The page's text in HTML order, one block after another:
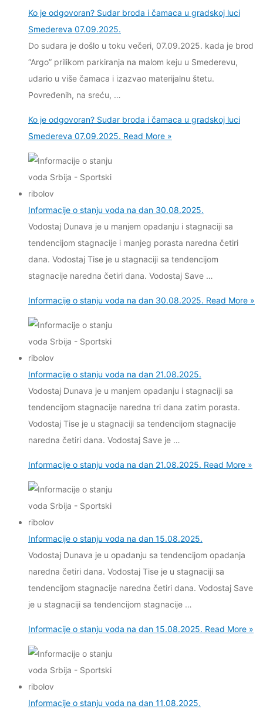
Ko je odgovoran? Sudar broda i čamaca u gradskoj luci
Smedereva 07.09.2025.
Do sudara je došlo u toku večeri, 07.09.2025. kada je brod
“Argo” prilikom parkiranja na malom keju u Smederevu,
udario u više čamaca i izazvao materijalnu štetu.
Povređenih, na sreću, …
Ko je odgovoran? Sudar broda i čamaca u gradskoj luci
Smedereva 07.09.2025. Read More »
Informacije o stanju voda na dan 30.08.2025.
Vodostaj Dunava je u manjem opadanju i stagnaciji sa
tendencijom stagnacije i manjeg porasta naredna četiri
dana. Vodostaj Tise je u stagnaciji sa tendencijom
stagnacije naredna četiri dana. Vodostaj Save …
Informacije o stanju voda na dan 30.08.2025. Read More »
Informacije o stanju voda na dan 21.08.2025.
Vodostaj Dunava je u manjem opadanju i stagnaciji sa
tendencijom stagnacije naredna tri dana zatim porasta.
Vodostaj Tise je u stagnaciji sa tendencijom stagnacije
naredna četiri dana. Vodostaj Save je …
Informacije o stanju voda na dan 21.08.2025. Read More »
Informacije o stanju voda na dan 15.08.2025.
Vodostaj Dunava je u opadanju sa tendencijom opadanja
naredna četiri dana. Vodostaj Tise je u stagnaciji sa
tendencijom stagnacije naredna četiri dana. Vodostaj Save
je u stagnaciji sa tendencijom stagnacije …
Informacije o stanju voda na dan 15.08.2025. Read More »
Informacije o stanju voda na dan 11.08.2025.